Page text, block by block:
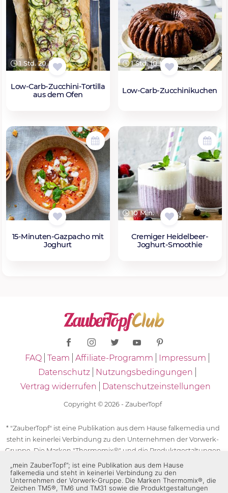
1 Std. 20 Min.
Low-Carb-Zucchini-Tortilla
aus dem Ofen
1 Std. 10 Min.
Low-Carb-Zucchinikuchen
15-Minuten-Gazpacho mit
Joghurt
10 Min.
Cremiger Heidelbeer-
Joghurt-Smoothie
FAQ Team Affiliate-Programm
Impressum
Datenschutz
Nutzungsbedingungen
Vertrag widerrufen
Datenschutzeinstellungen
Copyright © 2026 - ZauberTopf
* "ZauberTopf" ist eine Publikation aus dem Hause falkemedia und
steht in keinerlei Verbindung zu den Unternehmen der Vorwerk-
Gruppe. Die Marken "Thermomix®" und die Produktgestaltungen
des "Thermomix®" sind eingetragene Marken der Unternehmen
der Vorwerk-Gruppe. Die Marken Thermomix®, die Zeichen TM5®,
TM6 und TM31 sowie die Produktgestaltungen des Thermomix®
„mein ZauberTopf”; ist eine Publikation aus dem Hause
falkemedia und steht in keinerlei Verbindung zu den
Unternehmen der Vorwerk-Gruppe. Die Marken Thermomix®, die
Zeichen TM5®, TM6 und TM31 sowie die Produktgestaltungen